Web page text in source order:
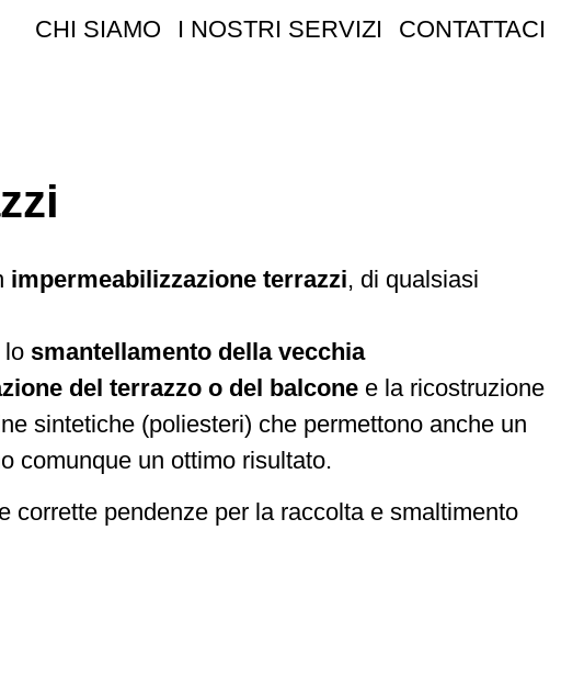
CHI SIAMO I NOSTRI SERVIZI CONTATTACI
impermeabilizzazione terrazzi, di qualsiasi
lo smantellamento della vecchia
del terrazzo o del balcone e la ricostruzione
sintetiche (poliesteri) che permettono anche un
comunque un ottimo risultato.
corrette pendenze per la raccolta e smaltimento